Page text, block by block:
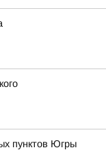
пунктов Югры